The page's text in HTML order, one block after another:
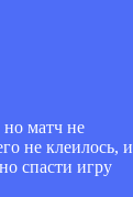
матч не
не клеилось, и
спасти игру